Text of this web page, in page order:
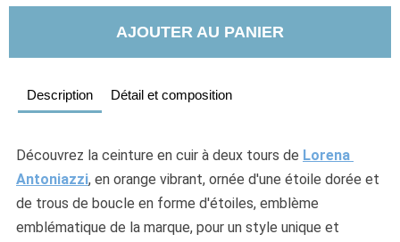
AJOUTER AU PANIER
Description Détail et composition
Découvrez la ceinture en cuir à deux tours de Lorena
Antoniazzi, en orange vibrant, ornée d'une étoile dorée et
de trous de boucle en forme d'étoiles, emblème
emblématique de la marque, pour un style unique et